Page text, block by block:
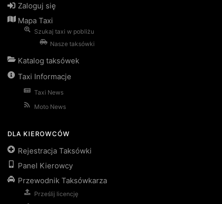
Zaloguj się
Mapa Taxi
Szukaj taxi w pobliżu
Nasze taksówki
Katalog taksówek
Taxi Informacje
Taxi News
Moto News
DLA KIEROWCÓW
Rejestracja Taksówki
Panel Kierowcy
Przewodnik Taksówkarza
Prześlij licencję